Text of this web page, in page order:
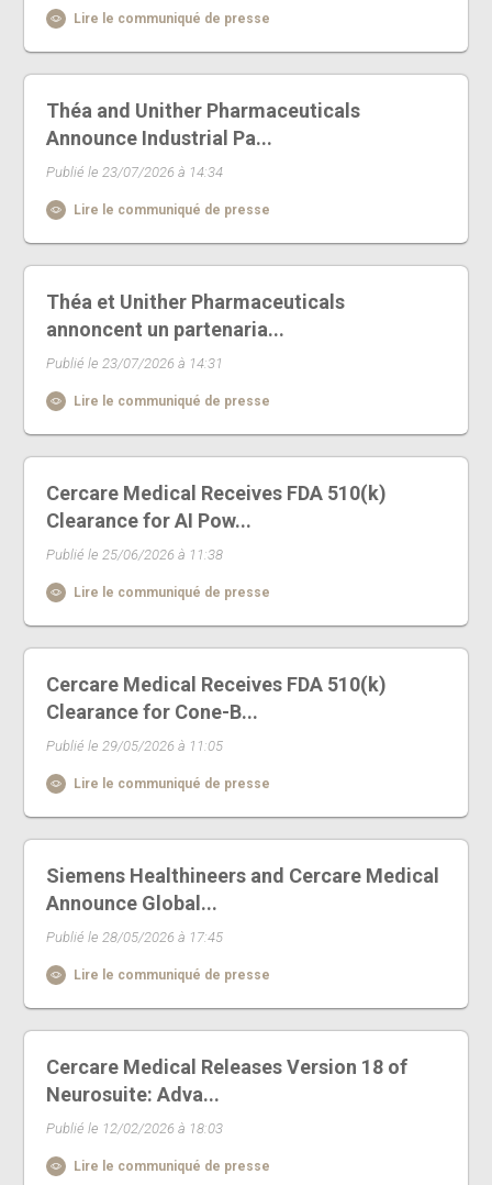
Lire le communiqué de presse
Théa and Unither Pharmaceuticals
Announce Industrial Pa...
Publié le 23/07/2026 à 14:34
Lire le communiqué de presse
Théa et Unither Pharmaceuticals
annoncent un partenaria...
Publié le 23/07/2026 à 14:31
Lire le communiqué de presse
Cercare Medical Receives FDA 510(k)
Clearance for AI Pow...
Publié le 25/06/2026 à 11:38
Lire le communiqué de presse
Cercare Medical Receives FDA 510(k)
Clearance for Cone-B...
Publié le 29/05/2026 à 11:05
Lire le communiqué de presse
Siemens Healthineers and Cercare Medical
Announce Global...
Publié le 28/05/2026 à 17:45
Lire le communiqué de presse
Cercare Medical Releases Version 18 of
Neurosuite: Adva...
Publié le 12/02/2026 à 18:03
Lire le communiqué de presse